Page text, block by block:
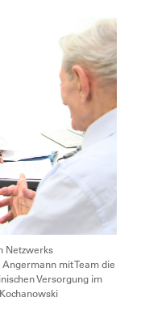
Netzwerks
mit Team die
Versorgung im